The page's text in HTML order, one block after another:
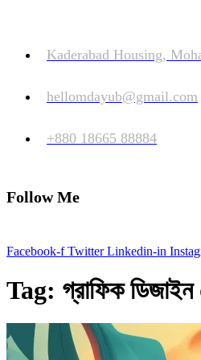
Kaderabad Housing,
hellomdayub@gmail.com
+880 18665 88884
Follow Me
Facebook-f Twitter Linkedin-in
Tag: গ্রাফিক ডিজাইন